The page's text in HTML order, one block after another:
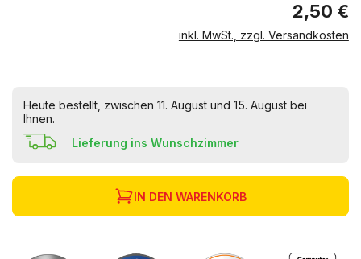
2,50 €
inkl. MwSt., zzgl. Versandkosten
Heute bestellt, zwischen 11. August und 15. August bei
Ihnen.
Lieferung ins Wunschzimmer
IN DEN WARENKORB